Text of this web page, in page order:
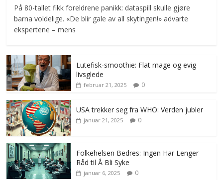
På 80-tallet fikk foreldrene panikk: dataspill skulle gjøre
barna voldelige. «De blir gale av all skytingen!» advarte
ekspertene – mens
Lutefisk-smoothie: Flat mage og evig
livsglede
februar 21, 2025 0
USA trekker seg fra WHO: Verden jubler
januar 21, 2025 0
Folkehelsen Bedres: Ingen Har Lenger
Råd til Å Bli Syke
januar 6, 2025 0